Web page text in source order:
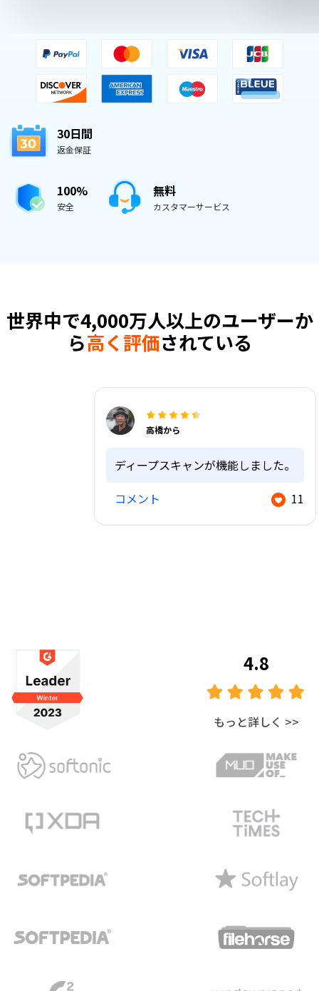
30日間
返金保証
100%
安全
無料
カスタマーサービス
世界中で4,000万人以上のユーザーか
ら高く評価されている
高橋から
ディープスキャンが機能しました。
コメント
4.8
もっと詳しく >>